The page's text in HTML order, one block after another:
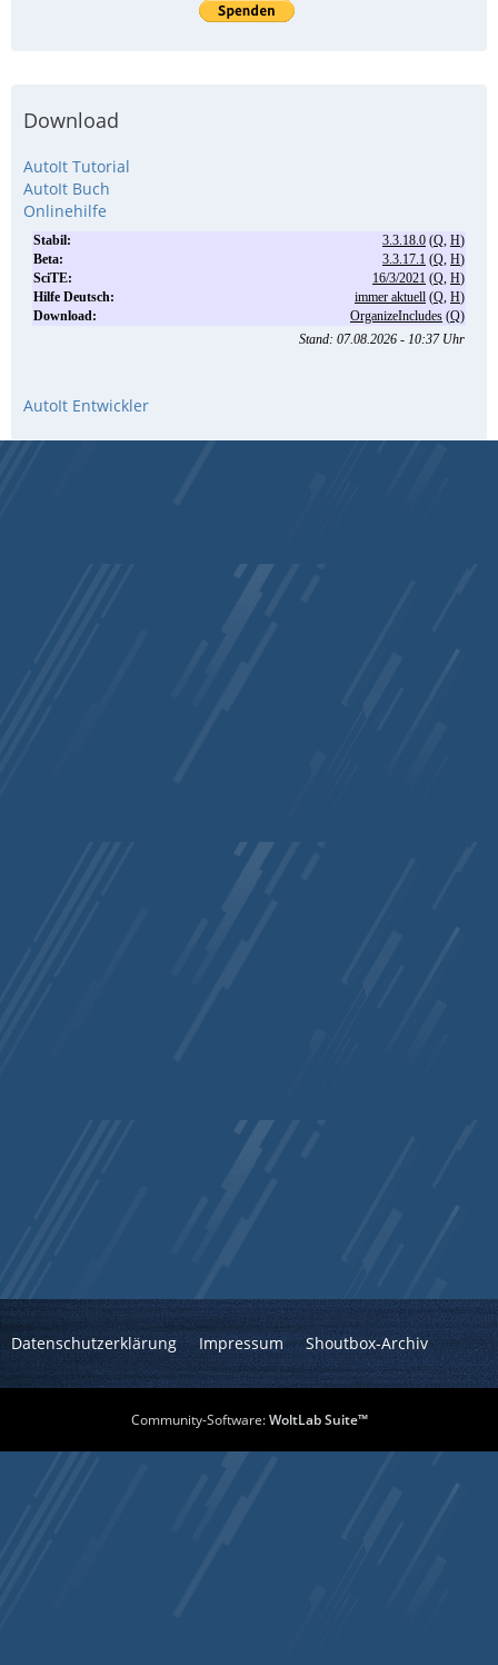
Download
AutoIt Tutorial
AutoIt Buch
Onlinehilfe
AutoIt Entwickler
Datenschutzerklärung Impressum Shoutbox-Archiv
Community-Software:WoltLab Suite™